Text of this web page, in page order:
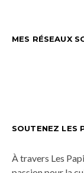
MES RÉSEAUX
SOUTENEZ LES
À travers Les